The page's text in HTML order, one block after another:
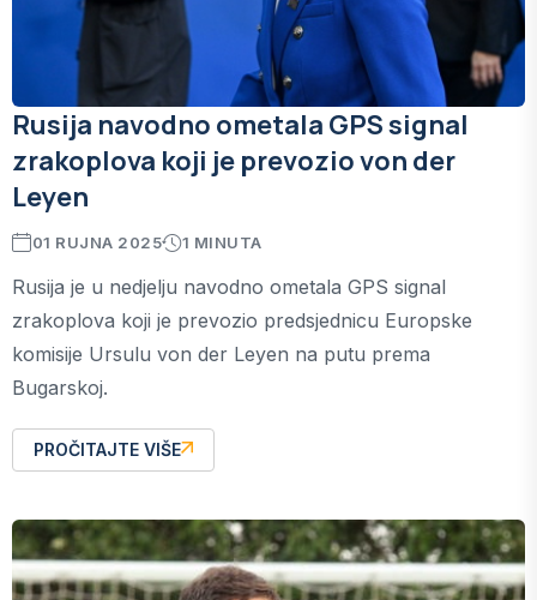
Rusija navodno ometala GPS signal
zrakoplova koji je prevozio von der
Leyen
01 RUJNA 2025 1 MINUTA
Rusija je u nedjelju navodno ometala GPS signal
zrakoplova koji je prevozio predsjednicu Europske
komisije Ursulu von der Leyen na putu prema
Bugarskoj.
PROČITAJTE VIŠE